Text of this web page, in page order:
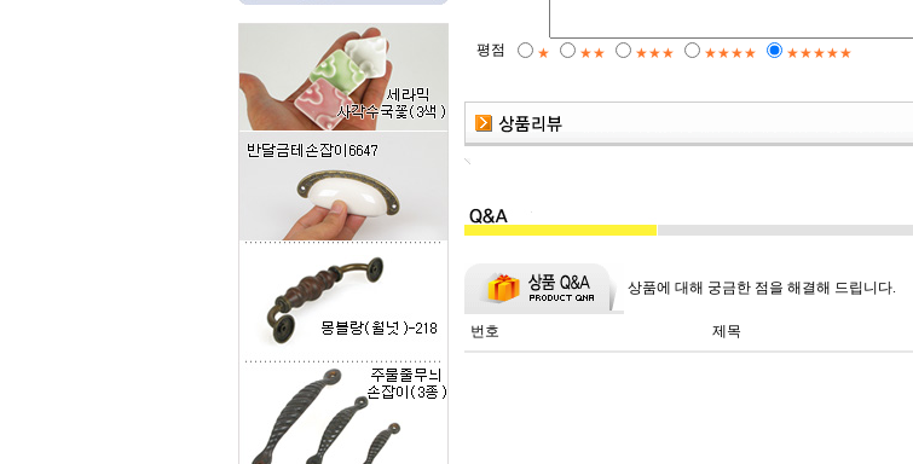
평점 ★ ★★ ★★★ ★★★★ ★★★★★
상품에 대해 궁금한 점을 해결해 드립니다.
번호 제목